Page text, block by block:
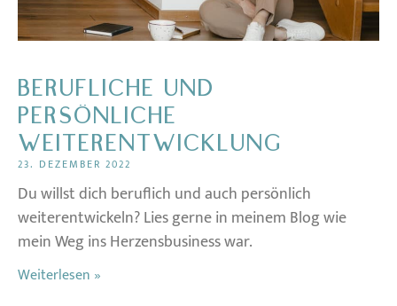
BERUFLICHE UND
PERSÖNLICHE
WEITERENTWICKLUNG
23. DEZEMBER 2022
Du willst dich beruflich und auch persönlich
weiterentwickeln? Lies gerne in meinem Blog wie
mein Weg ins Herzensbusiness war.
Weiterlesen »